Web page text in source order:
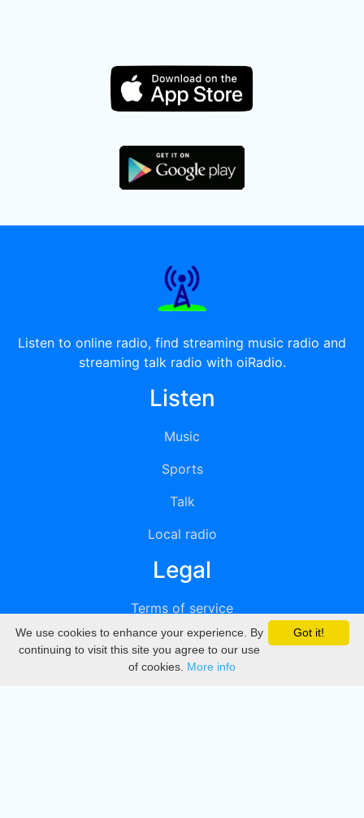
Listen to online radio, find streaming music radio and
streaming talk radio with oiRadio.
Listen
Music
Sports
Talk
Local radio
Legal
Terms of service
Privacy
DMCA
Got it!
We use cookies to enhance your experience. By
continuing to visit this site you agree to our use
of cookies. More info